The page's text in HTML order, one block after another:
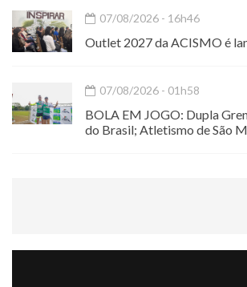
07/08/2026 - 16h46
Outlet 2027 da ACISMO é
07/08/2026 - 01h58
BOLA EM JOGO: Dupla
do Brasil; Atletismo de São